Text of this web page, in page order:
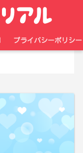
プライバシーポリシー